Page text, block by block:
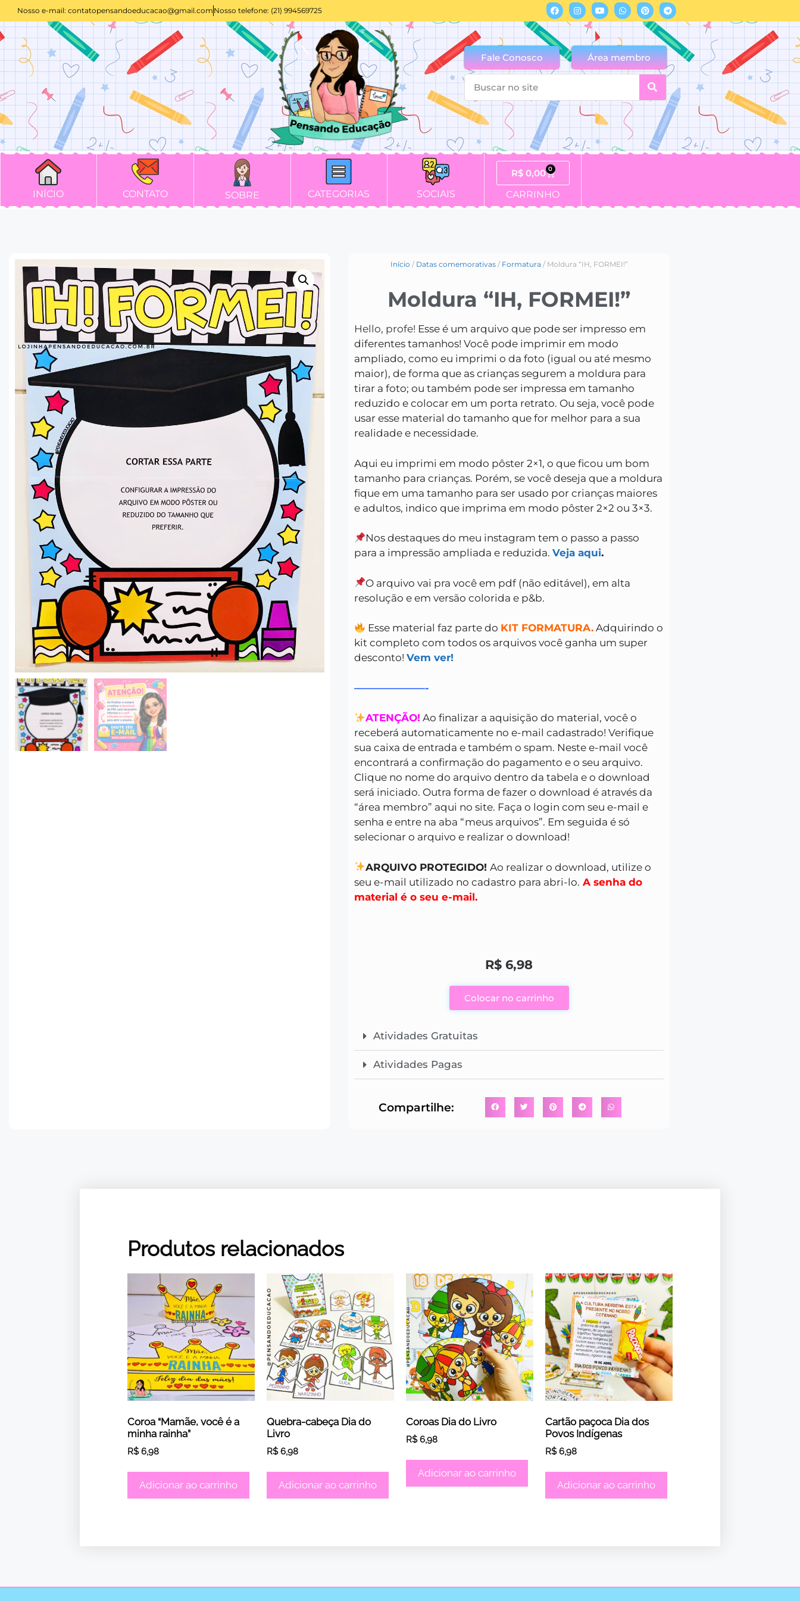
Nosso e-mail: contatopensandoeducacao@gmail.com Nosso telefone: (21) 994569725
Fale Conosco Área membro
INÍCIO CONTATO SOBRE CATEGORIAS SOCIAIS
R$0,00 0
CARRINHO
Início / Datas comemorativas/ Formatura / Moldura “IH, FORMEI!”
Moldura “IH, FORMEI!”
Hello, profe! Esse é um arquivo que pode ser impresso em
diferentes tamanhos! Você pode imprimir em modo
ampliado, como eu imprimi o da foto (igual ou até mesmo
maior), de forma que as crianças segurem a moldura para
tirar a foto; ou também pode ser impressa em tamanho
reduzido e colocar em um porta retrato. Ou seja, você pode
usar esse material do tamanho que for melhor para a sua
realidade e necessidade.
Aqui eu imprimi em modo pôster 2×1, o que ficou um bom
tamanho para crianças. Porém, se você deseja que a moldura
fique em uma tamanho para ser usado por crianças maiores
e adultos, indico que imprima em modo pôster 2×2 ou 3×3.
Nos destaques do meu instagram tem o passo a passo
para a impressão ampliada e reduzida. Veja aqui.
O arquivo vai pra você em pdf (não editável), em alta
resolução e em versão colorida e p&b.
Esse material faz parte do KIT FORMATURA. Adquirindo o
kit completo com todos os arquivos você ganha um super
desconto! Vem ver!
———————-
ATENÇÃO! Ao finalizar a aquisição do material, você o
receberá automaticamente no e-mail cadastrado! Verifique
sua caixa de entrada e também o spam. Neste e-mail você
encontrará a confirmação do pagamento e o seu arquivo.
Clique no nome do arquivo dentro da tabela e o download
será iniciado. Outra forma de fazer o download é através da
“área membro” aqui no site. Faça o login com seu e-mail e
senha e entre na aba “meus arquivos”. Em seguida é só
selecionar o arquivo e realizar o download!
ARQUIVO PROTEGIDO!Ao realizar o download, utilize o
seu e-mail utilizado no cadastro para abri-lo. A senha do
material é o seu e-mail.
R$6,98
Colocar no carrinho
Atividades Gratuitas
Atividades Pagas
Compartilhe:
Produtos relacionados
Coroa “Mamãe, você é a
minha rainha”
R$6,98
Adicionar ao carrinho
Quebra-cabeça Dia do
Livro
R$6,98
Adicionar ao carrinho
Coroas Dia do Livro
R$6,98
Adicionar ao carrinho
Cartão paçoca Dia dos
Povos Indígenas
R$6,98
Adicionar ao carrinho